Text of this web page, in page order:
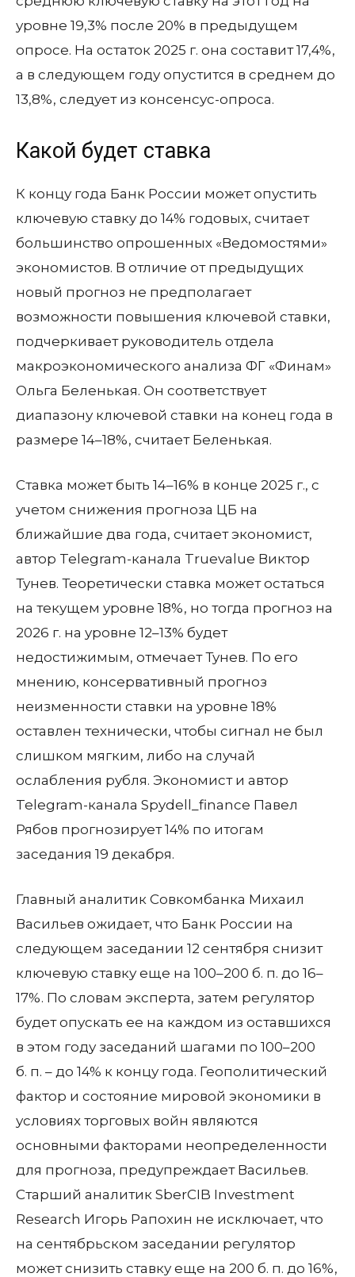
уровне 19,3% после 20% в предыдущем
опросе. На остаток 2025 г. она составит 17,4%,
а в следующем году опустится в среднем до
13,8%, следует из консенсус-опроса.
Какой будет ставка
К концу года Банк России может опустить
ключевую ставку до 14% годовых, считает
большинство опрошенных «Ведомостями»
экономистов. В отличие от предыдущих
новый прогноз не предполагает
возможности повышения ключевой ставки,
подчеркивает руководитель отдела
макроэкономического анализа ФГ «Финам»
Ольга Беленькая. Он соответствует
диапазону ключевой ставки на конец года в
размере 14–18%, считает Беленькая.
Ставка может быть 14–16% в конце 2025 г., с
учетом снижения прогноза ЦБ на
ближайшие два года, считает экономист,
автор Telegram-канала Truevalue Виктор
Тунев. Теоретически ставка может остаться
на текущем уровне 18%, но тогда прогноз на
2026 г. на уровне 12–13% будет
недостижимым, отмечает Тунев. По его
мнению, консервативный прогноз
неизменности ставки на уровне 18%
оставлен технически, чтобы сигнал не был
слишком мягким, либо на случай
ослабления рубля. Экономист и автор
Telegram-канала Spydell_finance Павел
Рябов прогнозирует 14% по итогам
заседания 19 декабря.
Главный аналитик Совкомбанка Михаил
Васильев ожидает, что Банк России на
следующем заседании 12 сентября снизит
ключевую ставку еще на 100–200 б. п. до 16–
17%. По словам эксперта, затем регулятор
будет опускать ее на каждом из оставшихся
в этом году заседаний шагами по 100–200
б. п. – до 14% к концу года. Геополитический
фактор и состояние мировой экономики в
условиях торговых войн являются
основными факторами неопределенности
для прогноза, предупреждает Васильев.
Старший аналитик SberCIB Investment
Research Игорь Рапохин не исключает, что
на сентябрьском заседании регулятор
может снизить ставку еще на 200 б. п. до 16%,